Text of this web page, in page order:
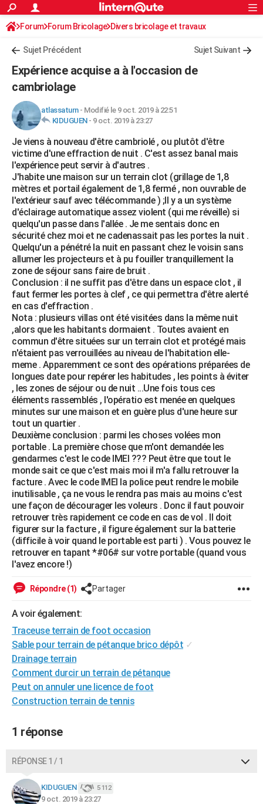
ACTUALITÉS
Politique
Société
Faits Divers
Education
Monde
Villes
+
Programme TV
Streaming
Sorties cinéma
Musique
FINANCE
Retraite
Impôts
Epargne
Immobilier
Risques naturels par ville
Banque
Assurance
Crédit
AUTO
Essais
Réserver un essai
Citadines
Berlines
SUV
Forum auto
HIGH-TECH
Mobiles
Meilleur smartphone
Internet
Ordinateurs
Jeux vidéo
Guide high-tech
+BRICOLAGE
Forum
Aménagement intérieur
Extérieur
Cuisine
Salle de bains
Jardinage
Rangement
WEEK-END
Guides de France
Escapades
Patrimoine
Expositions
Musées
Week-end nature
+LIFESTYLE
Art de vivre
Bien-être
Loisirs
Mode
Modes de vie
SANTE
Alimentation
Guide de la santé
Maladies
Médicaments
Sommeil
VOYAGE
Destinations
City break
Voyage nature
Voyage de noces
Forum
Climat
+PHOTO
GUIDES D'ACHAT
BONS PLANS
CARTE DE VOEUX
Carte de Noël
Carte Bonne année
Carte Saint-Valentin
Carte Pâques
Carte d'anniversaire
DICTIONNAIRE
Dictionnaire
Biographies
Citations
Expressions
Proverbes
PROGRAMME TV
COPAINS D'AVANT
S'inscrire
Se connecter
Lycées
Collèges
Primaires
Universités
Entreprises
Service militaire
Avis de recherche
AVIS DE DÉCÈS
FORUM
Bricolage
Lifestyle
Culture
Sport
Auto
Television
Voyage
Cinema
Rechercher
S'inscrire
Connexion
Forum Forum Bricolage Divers bricolage et travaux
Sujet Précédent Sujet Suivant
Expérience acquise a à l'occasion de
cambriolage
atlassaturn- Modifié le 9 oct. 2019 à 22:51
KIDUGUEN- 9 oct. 2019 à 23:27
Je viens à nouveau d'être cambriolé , ou plutôt d'être
victime d'une effraction de nuit . C'est assez banal mais
l'expérience peut servir à d'autres .
J'habite une maison sur un terrain clot (grillage de 1,8
mètres et portail également de 1,8 fermé , non ouvrable de
l'extérieur sauf avec télécommande ) ;Il y a un système
d'éclairage automatique assez violent (qui me réveille) si
quelqu'un passe dans l'allée . Je me sentais donc en
sécurité chez moi et ne cadenassait pas les portes la nuit .
Quelqu'un a pénétré la nuit en passant chez le voisin sans
allumer les projecteurs et à pu fouiller tranquillement la
zone de séjour sans faire de bruit .
Conclusion : il ne suffit pas d'être dans un espace clot , il
faut fermer les portes à clef , ce qui permettra d'être alerté
en cas d'effraction .
Nota : plusieurs villas ont été visitées dans la même nuit
,alors que les habitants dormaient . Toutes avaient en
commun d'être situées sur un terrain clot et protégé mais
n'étaient pas verrouillées au niveau de l'habitation elle-
meme . Apparemment ce sont des opérations préparées de
longues date pour repérer les habitudes , les points à éviter
, les zones de séjour ou de nuit ...Une fois tous ces
éléments rassemblés , l'opératio est menée en quelques
minutes sur une maison et en guère plus d'une heure sur
tout un quartier .
Deuxième conclusion : parmi les choses volées mon
portable . La première chose que m'ont demandée les
gendarmes c'est le code IMEI ??? Peut être que tout le
monde sait ce que c'est mais moi il m'a fallu retrouver la
facture . Avec le code IMEI la police peut rendre le mobile
inutilisable , ça ne vous le rendra pas mais au moins c'est
une façon de décourager les voleurs . Donc il faut pouvoir
retrouver très rapidement ce code en cas de vol . Il doit
figurer sur la facture , il figure également sur la batterie
(difficile à voir quand le portable est parti ) . Vous pouvez le
retrouver en tapant *#06# sur votre portable (quand vous
l'avez encore !)
Répondre (1) Partager
A voir également:
Traceuse terrain de foot occasion
Sable pour terrain de pétanque brico dépôt ✓
Drainage terrain
Comment durcir un terrain de pétanque
Peut on annuler une licence de foot
Construction terrain de tennis
1 réponse
RÉPONSE 1 / 1
KIDUGUEN 5 112
9 oct. 2019 à 23:27